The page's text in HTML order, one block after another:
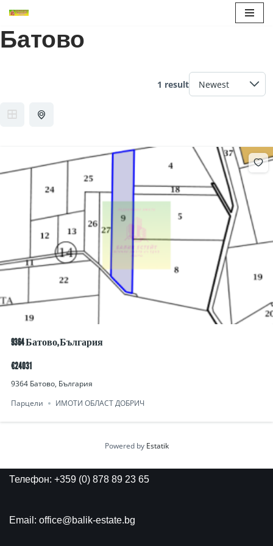
Продължете
към
Батово
1 result
9364 Батово, България
€24031
9364 Батово, България
Парцели
ИМОТИ ОБЛАСТ ДОБРИЧ
Powered by Estatik
Телефон: +359 (0) 878 89 23 65
Email: office@balik-estate.bg